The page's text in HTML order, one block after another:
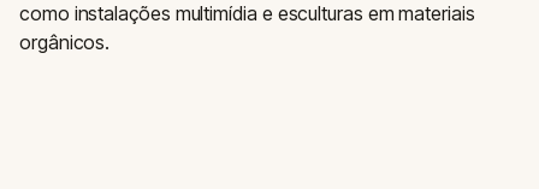
como instalações multimídia e esculturas em materiais
orgânicos.